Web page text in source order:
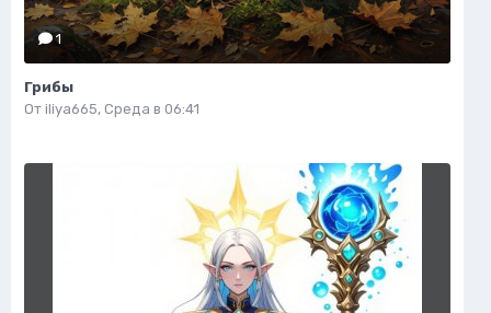
1
Грибы
От iliya665, Среда в 06:41